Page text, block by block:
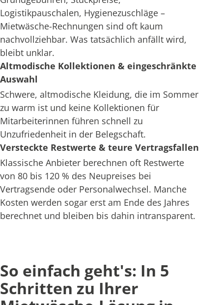
Logistikpauschalen, Hygienezuschläge –
Mietwäsche-Rechnungen sind oft kaum
nachvollziehbar. Was tatsächlich anfällt wird,
bleibt unklar.
Altmodische Kollektionen & eingeschränkte
Auswahl
Schwere, altmodische Kleidung, die im Sommer
zu warm ist und keine Kollektionen für
Mitarbeiterinnen führen schnell zu
Unzufriedenheit in der Belegschaft.
Versteckte Restwerte & teure Vertragsfallen
Klassische Anbieter berechnen oft Restwerte
von 80 bis 120 % des Neupreises bei
Vertragsende oder Personalwechsel. Manche
Kosten werden sogar erst am Ende des Jahres
berechnet und bleiben bis dahin intransparent.
So einfach geht's: In 5
Schritten zu Ihrer